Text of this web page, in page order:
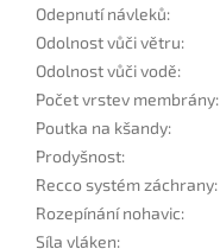
Odepnutí návleků:
Odolnost vůči větru:
Odolnost vůči vodě:
Počet vrstev membrány:
Poutka na kšandy:
Prodyšnost:
Recco systém záchrany:
Rozepínání nohavic:
Síla vláken: